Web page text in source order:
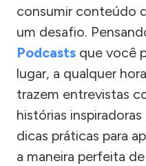
consumir conteúdo
um desafio.
Podcasts que você
lugar, a qualquer
trazem entrevistas
histórias
dicas práticas para
a maneira perfeita